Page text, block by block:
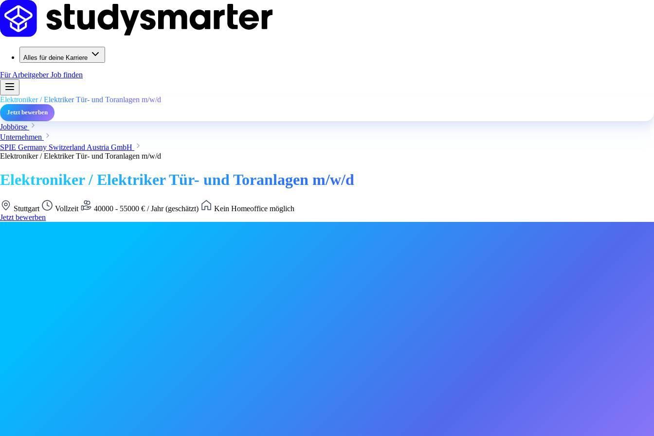
Alles für deine Karriere
Für ArbeitgeberJob finden
Elektroniker / Elektriker Tür- und Toranlagen m/w/d
Jetzt bewerben
Jobbörse
Unternehmen
SPIE Germany Switzerland Austria GmbH
Elektroniker / Elektriker Tür- und Toranlagen m/w/d
Elektroniker / Elektriker Tür- und Toranlagen m/w/d
Stuttgart Vollzeit 40000 - 55000 € / Jahr (geschätzt)
Kein Homeoffice möglich
Jetzt bewerben